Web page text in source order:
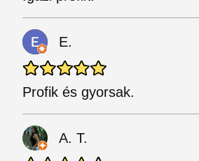
E.
Profik és gyorsak.
A. T.